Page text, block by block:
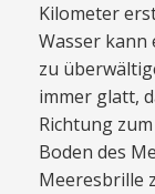
Kilometer
Wasser kann
zu
immer glatt,
Richtung
Boden des
Meeresbrille